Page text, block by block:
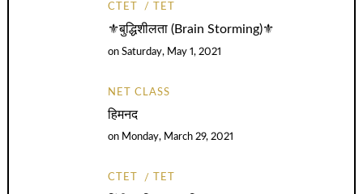
CTET TET
⚜️बुद्धिशीलता (Brain Storming)⚜️
onSaturday, May 1, 2021
NET CLASS
हिमनद
on Monday, March 29, 2021
CTET TET